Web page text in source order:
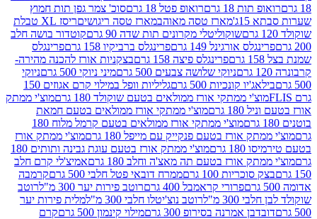
תות 18 גרם
רואופ פטל 18 גרם
סוכ' צמר גפן תות חמוץ
מארז טסה מאוהב מארז טסה ריגושים
ריסז XL טבלת
שוקוליטלי מקרונים תות שדה 90 גרם
קוטדור בושה חלב
אורגינל 149 גרם
פרינגלס ברביקיו 158 גרם
פרינגלס
פרינגלס פיצה 158 גרם
בצקניות אורז להכנה מהירה-
ניוקי שלושה צבעים 500 גרם
מיני ניוקי 500 גרם
ניוקי
קונכיות 500 גרם
גליליות וופל במילוי קרם אגוזים 150
ממתקי אורז ממולאים בטעם שוקולד 180 גרם
מוצ'י ממתק
גרם
מוצ'י ממתקי אורז ממולאים בטעם חמאת
מוצ'י ממתקי אורז ממולאים בטעם קרמל מלוח 180
אורז בטעם פנקייק עם מייפל 180 גרם
מוצ'י ממתק אורז
גרם
מוצ'י ממתק אורז בטעם עוגת גבינה ותותים 180
אורז בטעם תה מאצ'ה וחלב 180 גרם
אמיצ'לי קרם חלב
סוכריות 100 גרם
ממרח דובאי פטל חלבי 500 גרם
קרמבה
פרורי קראמבל 400 גרם
רוטב פירות יער 300 מ"ל
רוטב
300 מ"ל
רוטב נוצ'יטלו חלבי 300 מ"ל
מלית פירות יער
אמרנה בסירופ 300 גרם
מילוי קינמון 500 גרם
קרם